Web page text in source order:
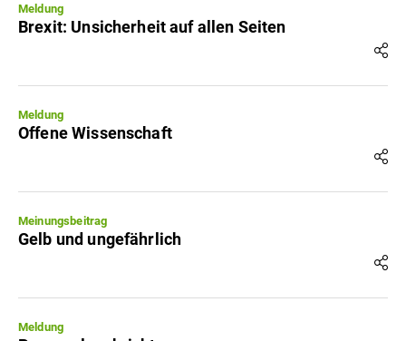
Meldung
Brexit: Unsicherheit auf allen Seiten
Meldung
Offene Wissenschaft
Meinungsbeitrag
Gelb und ungefährlich
Meldung